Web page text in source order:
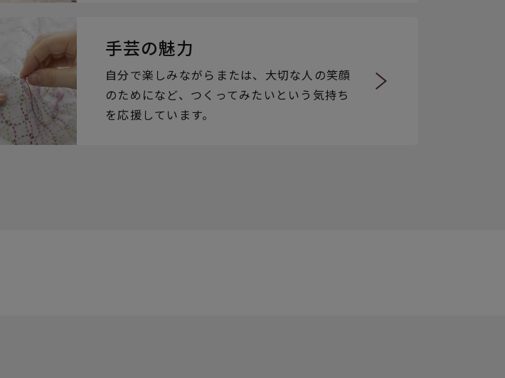
手芸の魅力
自分で楽しみながらまたは、大切な人の笑顔
のためになど、つくってみたいという気持ち
を応援しています。